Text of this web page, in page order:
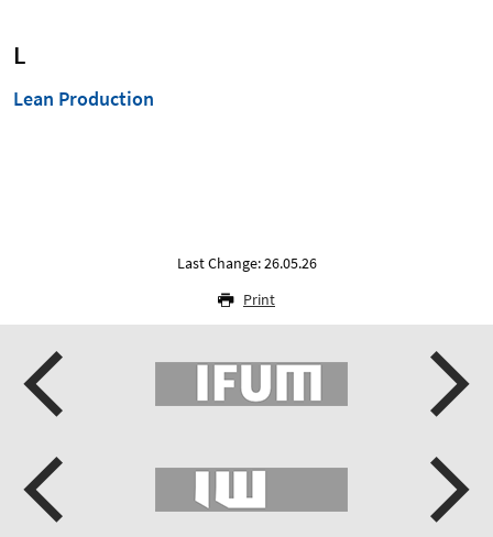
L
Lean Production
Last Change: 26.05.26
Print